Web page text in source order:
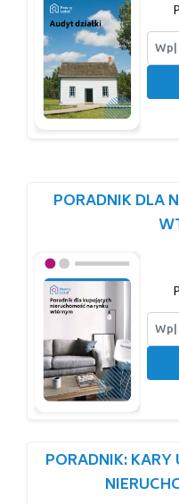
PORADNIK DLA
PORADNIK: